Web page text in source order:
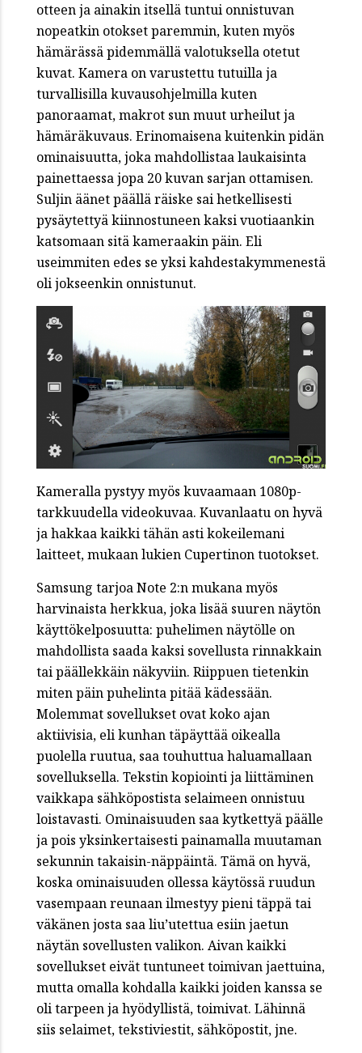
otteen ja ainakin itsellä tuntui onnistuvan
nopeatkin otokset paremmin, kuten myös
hämärässä pidemmällä valotuksella otetut
kuvat. Kamera on varustettu tutuilla ja
turvallisilla kuvausohjelmilla kuten
panoraamat, makrot sun muut urheilut ja
hämäräkuvaus. Erinomaisena kuitenkin pidän
ominaisuutta, joka mahdollistaa laukaisinta
painettaessa jopa 20 kuvan sarjan ottamisen.
Suljin äänet päällä räiske sai hetkellisesti
pysäytettyä kiinnostuneen kaksi vuotiaankin
katsomaan sitä kameraakin päin. Eli
useimmiten edes se yksi kahdestakymmenestä
oli jokseenkin onnistunut.
Kameralla pystyy myös kuvaamaan 1080p-
tarkkuudella videokuvaa. Kuvanlaatu on hyvä
ja hakkaa kaikki tähän asti kokeilemani
laitteet, mukaan lukien Cupertinon tuotokset.
Samsung tarjoa Note 2:n mukana myös
harvinaista herkkua, joka lisää suuren näytön
käyttökelposuutta: puhelimen näytölle on
mahdollista saada kaksi sovellusta rinnakkain
tai päällekkäin näkyviin. Riippuen tietenkin
miten päin puhelinta pitää kädessään.
Molemmat sovellukset ovat koko ajan
aktiivisia, eli kunhan täpäyttää oikealla
puolella ruutua, saa touhuttua haluamallaan
sovelluksella. Tekstin kopiointi ja liittäminen
vaikkapa sähköpostista selaimeen onnistuu
loistavasti. Ominaisuuden saa kytkettyä päälle
ja pois yksinkertaisesti painamalla muutaman
sekunnin takaisin-näppäintä. Tämä on hyvä,
koska ominaisuuden ollessa käytössä ruudun
vasempaan reunaan ilmestyy pieni täppä tai
väkänen josta saa liu’utettua esiin jaetun
näytän sovellusten valikon. Aivan kaikki
sovellukset eivät tuntuneet toimivan jaettuina,
mutta omalla kohdalla kaikki joiden kanssa se
oli tarpeen ja hyödyllistä, toimivat. Lähinnä
siis selaimet, tekstiviestit, sähköpostit, jne.